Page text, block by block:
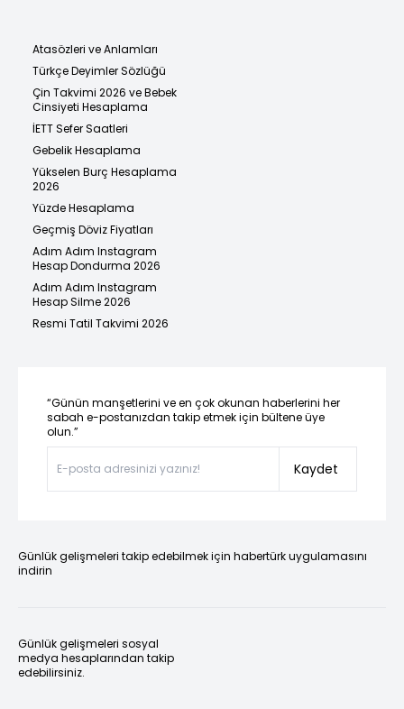
Atasözleri ve Anlamları
Türkçe Deyimler Sözlüğü
Çin Takvimi 2026 ve Bebek
Cinsiyeti Hesaplama
İETT Sefer Saatleri
Gebelik Hesaplama
Yükselen Burç Hesaplama
2026
Yüzde Hesaplama
Geçmiş Döviz Fiyatları
Adım Adım Instagram
Hesap Dondurma 2026
Adım Adım Instagram
Hesap Silme 2026
Resmi Tatil Takvimi 2026
“Günün manşetlerini ve en çok okunan haberlerini her
sabah e-postanızdan takip etmek için bültene üye
olun.”
Kaydet
Günlük gelişmeleri takip edebilmek için habertürk uygulamasını
indirin
Günlük gelişmeleri sosyal
medya hesaplarından takip
edebilirsiniz.